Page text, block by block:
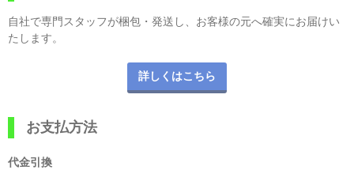
自社で専門スタッフが梱包・発送し、お客様の元へ確実にお届けい
たします。
詳しくはこちら
お支払方法
代金引換